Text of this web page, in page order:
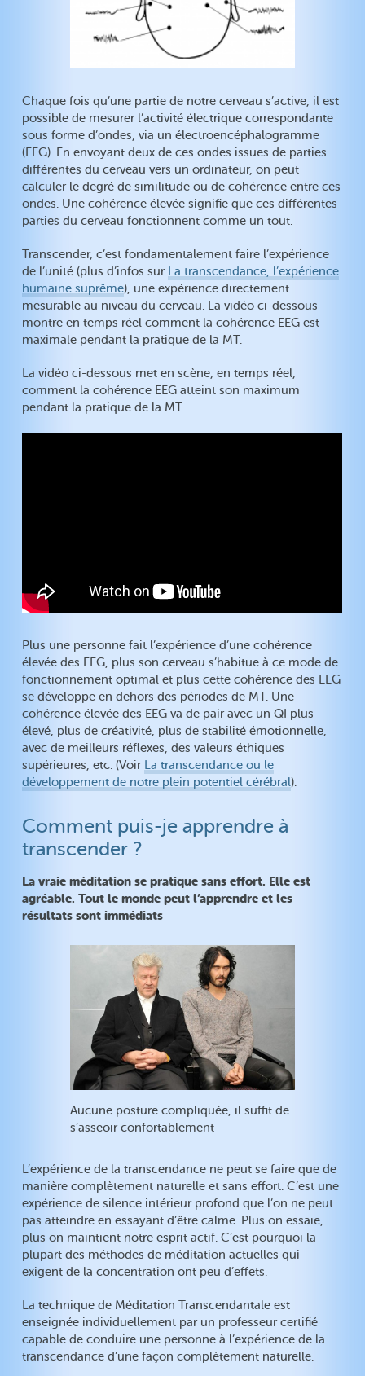
Chaque fois qu’une partie de notre cerveau s’active, il est
possible de mesurer l’activité électrique correspondante
sous forme d’ondes, via un électroencéphalogramme
(EEG). En envoyant deux de ces ondes issues de parties
différentes du cerveau vers un ordinateur, on peut
calculer le degré de similitude ou de cohérence entre ces
ondes. Une cohérence élevée signifie que ces différentes
parties du cerveau fonctionnent comme un tout.
Transcender, c’est fondamentalement faire l’expérience
de l’unité (plus d’infos sur La transcendance, l’expérience
humaine suprême), une expérience directement
mesurable au niveau du cerveau. La vidéo ci-dessous
montre en temps réel comment la cohérence EEG est
maximale pendant la pratique de la MT.
La vidéo ci-dessous met en scène, en temps réel,
comment la cohérence EEG atteint son maximum
pendant la pratique de la MT.
Plus une personne fait l’expérience d’une cohérence
élevée des EEG, plus son cerveau s’habitue à ce mode de
fonctionnement optimal et plus cette cohérence des EEG
se développe en dehors des périodes de MT. Une
cohérence élevée des EEG va de pair avec un QI plus
élevé, plus de créativité, plus de stabilité émotionnelle,
avec de meilleurs réflexes, des valeurs éthiques
supérieures, etc. (Voir La transcendance ou le
développement de notre plein potentiel cérébral).
Comment puis-je apprendre à
transcender ?
La vraie méditation se pratique sans effort. Elle est
agréable. Tout le monde peut l’apprendre et les
résultats sont immédiats
Aucune posture compliquée, il suffit de
s’asseoir confortablement
L’expérience de la transcendance ne peut se faire que de
manière complètement naturelle et sans effort. C’est une
expérience de silence intérieur profond que l’on ne peut
pas atteindre en essayant d’être calme. Plus on essaie,
plus on maintient notre esprit actif. C’est pourquoi la
plupart des méthodes de méditation actuelles qui
exigent de la concentration ont peu d’effets.
La technique de Méditation Transcendantale est
enseignée individuellement par un professeur certifié
capable de conduire une personne à l’expérience de la
transcendance d’une façon complètement naturelle.